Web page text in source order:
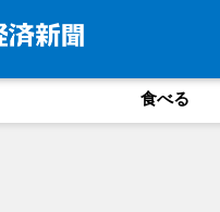
食べる